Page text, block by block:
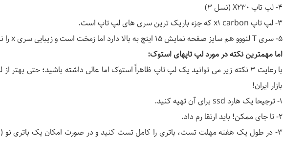
4- لپ تاپ X230 (نسل 3)
3- لپ تاپ x1 carbon که جزء باریک ترین سری های لپ تاپ است.
5- سری T لنووو هم سایز صفحه نمایش 15 اینچ به بالا دارد اما زمخت است و زیبایی سری x را ندارد.
اما مهمترین نکته در مورد لپ تاپهای استوک:
با رعایت 3 نکته زیر می توانید یک لپ تاپ ظاهراً استوک اما عالی داشته باشید؛ حتی
بازار ایران!
1- ترجیحا یک هارد ssd برای آن تهیه کنید.
2- تا جای ممکن! باید ارتقا رم داد.